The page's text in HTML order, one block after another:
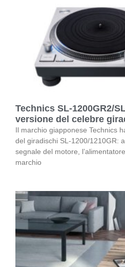
Technics SL-1200GR2/
versione del celebre
Il marchio giapponese Technics
del giradischi SL-1200/1210GR:
segnale del motore,
marchio